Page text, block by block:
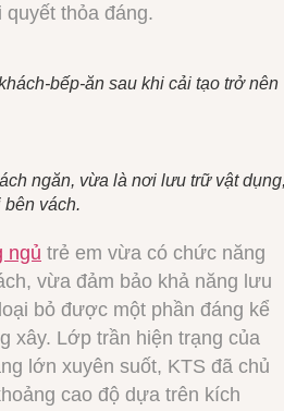
thỏa đáng.
bếp-ăn sau khi cải tạo trở nên
ngăn, vừa là nơi lưu trữ vật
vách.
ngủ trẻ em vừa có chức năng
vừa đảm bảo khả năng lưu
bỏ được một phần đáng kể
xây. Lớp trần hiện trạng của
lớn xuyên suốt, KTS đã chủ
cao độ dựa trên kích